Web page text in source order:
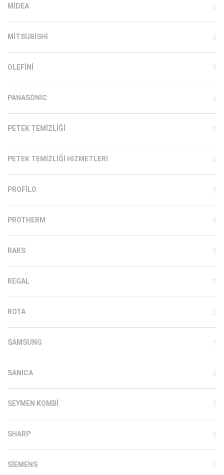
MIDEA
MITSUBISHI
OLEFINI
PANASONIC
PETEK TEMIZLIĞI
PETEK TEMIZLIĞI HIZMETLERI
PROFILO
PROTHERM
RAKS
REGAL
ROTA
SAMSUNG
SANICA
SEYMEN KOMBI
SHARP
SIEMENS